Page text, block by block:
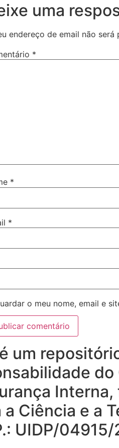
uma
endereço de email não será
*
*
*
o meu nome, email e
um
a Ciência e a
UIDP/